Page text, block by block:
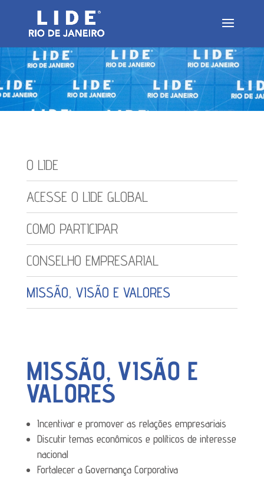
O LIDE
ACESSE O LIDE GLOBAL
COMO PARTICIPAR
CONSELHO EMPRESARIAL
MISSÃO, VISÃO E VALORES
MISSÃO, VISÃO E
VALORES
Incentivar e promover as relações empresariais
Discutir temas econômicos e políticos de interesse
nacional
Fortalecer a Governança Corporativa